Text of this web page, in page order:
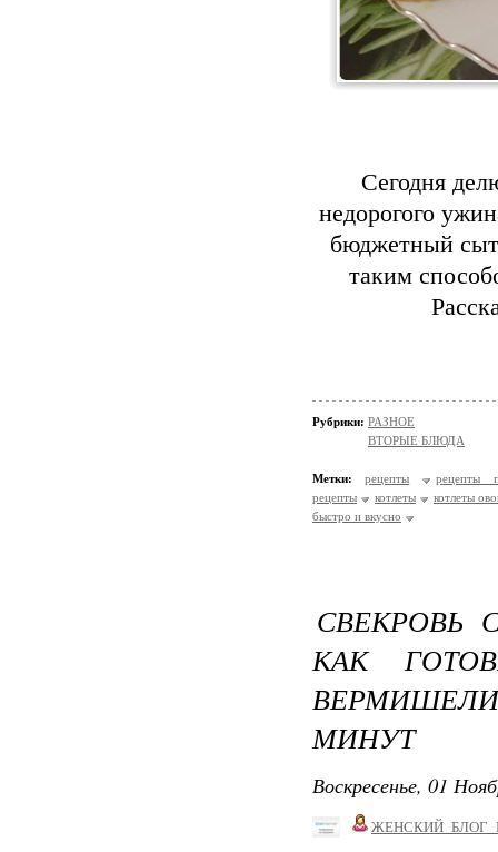
Сегодня
недорогого
бюджетный
таким
Рубрики: РАЗНОЕ
ВТОРЫЕ БЛЮДА
Метки: рецепты
рецепты
рецепты
котлеты
котлеты
быстро и вкусно
СВЕКРОВЬ
КАК
МИНУТ
Воскресенье, 01